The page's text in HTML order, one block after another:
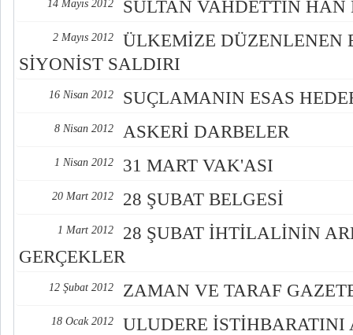
14 Mayıs 2012 SULTAN VAHDETTİN HAN
2 Mayıs 2012
ÜLKEMİZE DÜZENLENEN
SİYONİST SALDIRI
16 Nisan 2012 SUÇLAMANIN ESAS
8 Nisan 2012 ASKERİ DARBELER
1 Nisan 2012 31 MART VAK'ASI
20 Mart 2012 28 ŞUBAT BELGESİ
1 Mart 2012
28 ŞUBAT İHTİLALİNİN
GERÇEKLER
12 Şubat 2012 ZAMAN VE TARAF
18 Ocak 2012 ULUDERE İSTİHBARATINI